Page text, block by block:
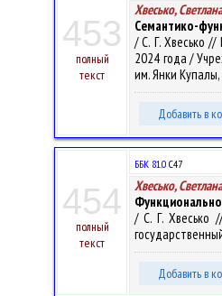
453
полный
текст
Хвесько,
Семантико-
/ С. Г. Хвесько
2024 года /
им. Янки
Добавить в
454
полный
текст
ББК 81.0 С47
Хвесько,
/ С. Г. Хвесько
Добавить в